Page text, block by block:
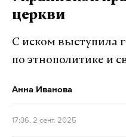
церкви
С иском выступила
по этнополитике и
Анна Иванова
17:36, 2 сент. 2025